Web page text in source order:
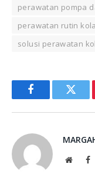
perawatan pompa
perawatan rutin
solusi perawatan
Facebook
Website